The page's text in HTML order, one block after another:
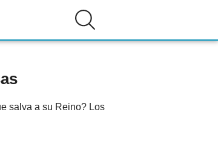
salva a su Reino? Los